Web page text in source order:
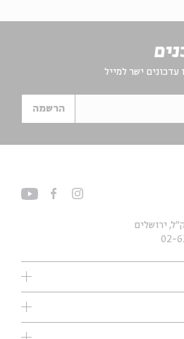
עדכונים ישר למייל
הרשמה
02-